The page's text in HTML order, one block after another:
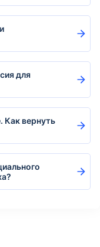
для
Как вернуть